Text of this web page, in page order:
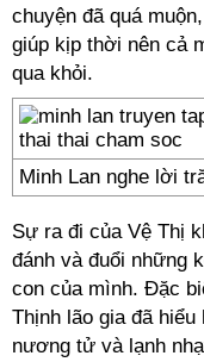
chuyện đã quá
giúp kịp thời nên cả
qua khỏi.
Minh Lan nghe lời
Sự ra đi của Vệ Thị
đánh và đuổi những
con của mình. Đặc
Thịnh lão gia đã
nương tử và lạnh